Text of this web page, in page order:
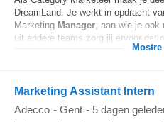
DreamLand. Je werkt in opdracht
Marketing Manager, aan wie je ook
uit andere teams zorg jij ervoor dat
Marketing Assistant Intern
Adecco - Gent - 5 dagen